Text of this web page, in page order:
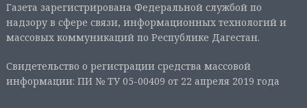
Газета зарегистрирована Федеральной службой по
надзору в сфере связи, информационных технологий и
массовых коммуникаций по Республике Дагестан.
Свидетельство о регистрации средства массовой
информации: ПИ № ТУ 05-00409 от 22 апреля 2019 года